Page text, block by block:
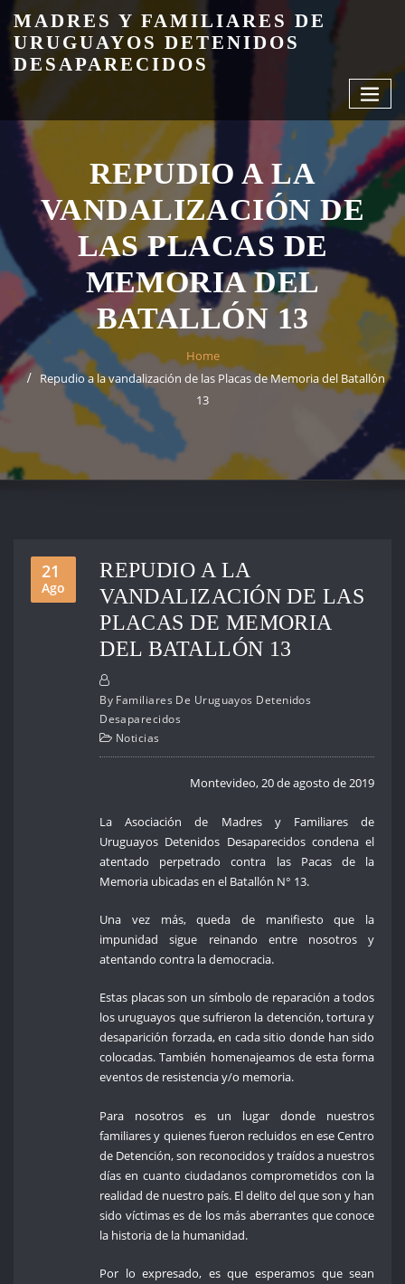
content
MADRES Y FAMILIARES DE
URUGUAYOS DETENIDOS
DESAPARECIDOS
REPUDIO A LA
VANDALIZACIÓN DE
LAS PLACAS DE
MEMORIA DEL
BATALLÓN 13
Home
Repudio a la vandalización de las Placas de Memoria del Batallón
13
21
Ago
REPUDIO A LA
VANDALIZACIÓN DE LAS
PLACAS DE MEMORIA
DEL BATALLÓN 13
By Familiares De Uruguayos Detenidos
Desaparecidos
Noticias
Montevideo, 20 de agosto de 2019
La Asociación de Madres y Familiares de
Uruguayos Detenidos Desaparecidos condena el
atentado perpetrado contra las Pacas de la
Memoria ubicadas en el Batallón N° 13.
Una vez más, queda de manifiesto que la
impunidad sigue reinando entre nosotros y
atentando contra la democracia.
Estas placas son un símbolo de reparación a todos
los uruguayos que sufrieron la detención, tortura y
desaparición forzada, en cada sitio donde han sido
colocadas. También homenajeamos de esta forma
eventos de resistencia y/o memoria.
Para nosotros es un lugar donde nuestros
familiares y quienes fueron recluidos en ese Centro
de Detención, son reconocidos y traídos a nuestros
días en cuanto ciudadanos comprometidos con la
realidad de nuestro país. El delito del que son y han
sido víctimas es de los más aberrantes que conoce
la historia de la humanidad.
Por lo expresado, es que esperamos que sean